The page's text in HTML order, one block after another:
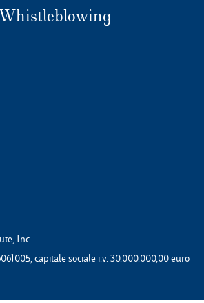
Inc.
capitale sociale i.v. 30.000.000,00 euro